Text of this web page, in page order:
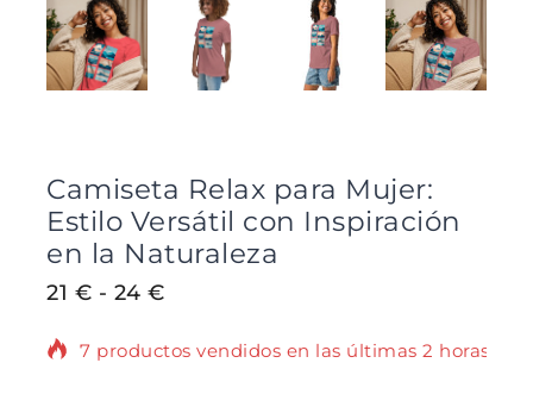
Camiseta Relax para Mujer:
Estilo Versátil con Inspiración
en la Naturaleza
21 € - 24 €
7 productos vendidos en las últimas 2 horas